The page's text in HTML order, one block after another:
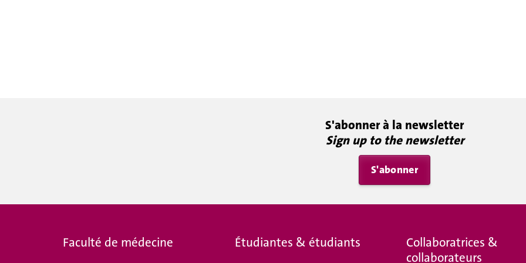
S'abonner à la newsletter
Sign up to the newsletter
S'abonner
Faculté de médecine Étudiantes & étudiants
Collaboratrices &
collaborateurs